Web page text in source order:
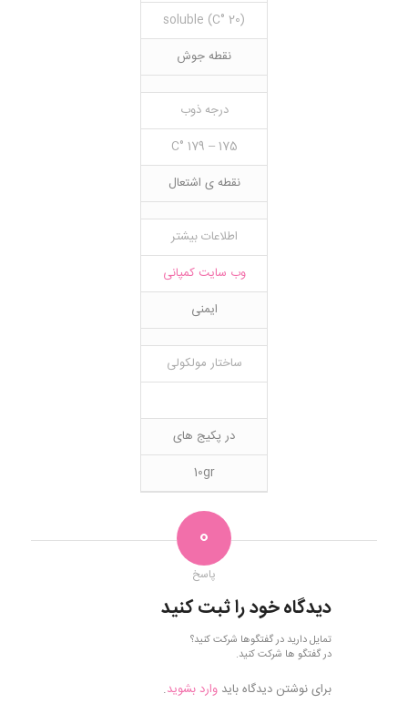
(20 °C) soluble
نقطه جوش
درجه ذوب
175 – 179 °C
نقطه ی اشتعال
اطلاعات بیشتر
وب سایت کمپانی
ایمنی
ساختار مولکولی
در پکیج های
10gr
0
پاسخ
دیدگاه خود را ثبت کنید
تمایل دارید در گفتگوها شرکت کنید؟
در گفتگو ها شرکت کنید.
برای نوشتن دیدگاه باید وارد بشوید.